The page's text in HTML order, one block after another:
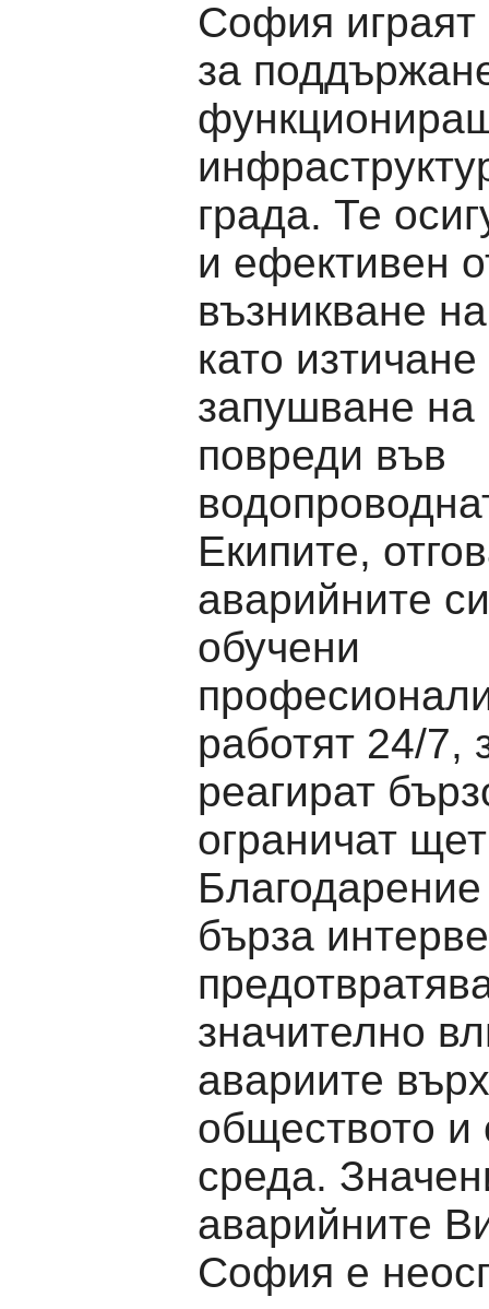
София
за
града. Те
и ефективен
възникване
като
запушване на
повреди във
Екипите,
аварийните
обучени
работят 24/7,
реагират
ограничат
бърза
значително
авариите
обществото и
среда.
аварийните
София е